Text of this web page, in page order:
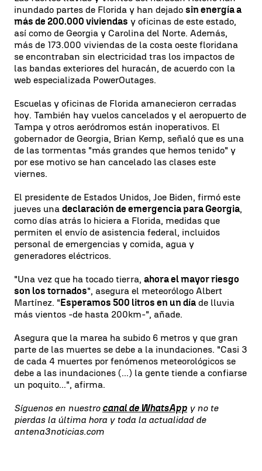
inundado partes de Florida y han dejado sin energía a
más de 200.000 viviendas y oficinas de este estado,
así como de Georgia y Carolina del Norte. Además,
más de 173.000 viviendas de la costa oeste floridana
se encontraban sin electricidad tras los impactos de
las bandas exteriores del huracán, de acuerdo con la
web especializada PowerOutages.
Escuelas y oficinas de Florida amanecieron cerradas
hoy. También hay vuelos cancelados y el aeropuerto de
Tampa y otros aeródromos están inoperativos. El
gobernador de Georgia, Brian Kemp, señaló que es una
de las tormentas "más grandes que hemos tenido" y
por ese motivo se han cancelado las clases este
viernes.
El presidente de Estados Unidos, Joe Biden, firmó este
jueves una declaración de emergencia para Georgia,
como días atrás lo hiciera a Florida, medidas que
permiten el envío de asistencia federal, incluidos
personal de emergencias y comida, agua y
generadores eléctricos.
"Una vez que ha tocado tierra, ahora el mayor riesgo
son los tornados", asegura el meteorólogo Albert
Martínez. "Esperamos 500 litros en un día de lluvia
más vientos -de hasta 200km-", añade.
Asegura que la marea ha subido 6 metros y que gran
parte de las muertes se debe a la inundaciones. "Casi 3
de cada 4 muertes por fenómenos meteorológicos se
debe a las inundaciones (...) la gente tiende a confiarse
un poquito...", afirma.
Síguenos en nuestro canal de WhatsApp y no te
pierdas la última hora y toda la actualidad de
antena3noticias.com